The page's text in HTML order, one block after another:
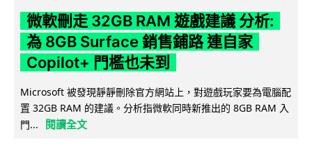
微軟刪走 32GB RAM 遊戲建議 分析:
為 8GB Surface 銷售鋪路 連自家
Copilot+ 門檻也未到
Microsoft 被發現靜靜刪除官方網站上，對遊戲玩家要為電腦配
置 32GB RAM 的建議。分析指微軟同時新推出的 8GB RAM 入
門...
閱讀全文